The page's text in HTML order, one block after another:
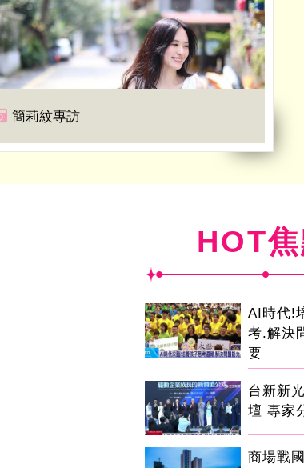
簡莉紋專訪
HOT
AI時代!
考.解決
要
台新新
壇 專家
商場戰